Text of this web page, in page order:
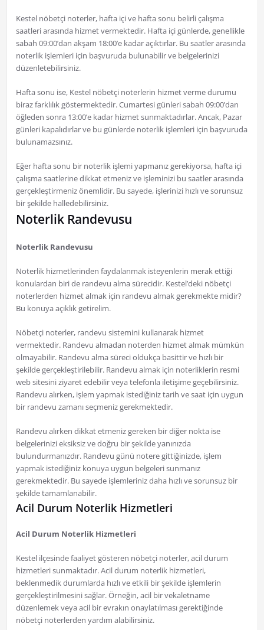
Kestel nöbetçi noterler, hafta içi ve hafta sonu belirli çalışma
saatleri arasında hizmet vermektedir. Hafta içi günlerde, genellikle
sabah 09:00’dan akşam 18:00’e kadar açıktırlar. Bu saatler arasında
noterlik işlemleri için başvuruda bulunabilir ve belgelerinizi
düzenletebilirsiniz.
Hafta sonu ise, Kestel nöbetçi noterlerin hizmet verme durumu
biraz farklılık göstermektedir. Cumartesi günleri sabah 09:00’dan
öğleden sonra 13:00’e kadar hizmet sunmaktadırlar. Ancak, Pazar
günleri kapalıdırlar ve bu günlerde noterlik işlemleri için başvuruda
bulunamazsınız.
Eğer hafta sonu bir noterlik işlemi yapmanız gerekiyorsa, hafta içi
çalışma saatlerine dikkat etmeniz ve işleminizi bu saatler arasında
gerçekleştirmeniz önemlidir. Bu sayede, işlerinizi hızlı ve sorunsuz
bir şekilde halledebilirsiniz.
Noterlik Randevusu
Noterlik Randevusu
Noterlik hizmetlerinden faydalanmak isteyenlerin merak ettiği
konulardan biri de randevu alma sürecidir. Kestel’deki nöbetçi
noterlerden hizmet almak için randevu almak gerekmekte midir?
Bu konuya açıklık getirelim.
Nöbetçi noterler, randevu sistemini kullanarak hizmet
vermektedir. Randevu almadan noterden hizmet almak mümkün
olmayabilir. Randevu alma süreci oldukça basittir ve hızlı bir
şekilde gerçekleştirilebilir. Randevu almak için noterliklerin resmi
web sitesini ziyaret edebilir veya telefonla iletişime geçebilirsiniz.
Randevu alırken, işlem yapmak istediğiniz tarih ve saat için uygun
bir randevu zamanı seçmeniz gerekmektedir.
Randevu alırken dikkat etmeniz gereken bir diğer nokta ise
belgelerinizi eksiksiz ve doğru bir şekilde yanınızda
bulundurmanızdır. Randevu günü notere gittiğinizde, işlem
yapmak istediğiniz konuya uygun belgeleri sunmanız
gerekmektedir. Bu sayede işlemleriniz daha hızlı ve sorunsuz bir
şekilde tamamlanabilir.
Acil Durum Noterlik Hizmetleri
Acil Durum Noterlik Hizmetleri
Kestel ilçesinde faaliyet gösteren nöbetçi noterler, acil durum
hizmetleri sunmaktadır. Acil durum noterlik hizmetleri,
beklenmedik durumlarda hızlı ve etkili bir şekilde işlemlerin
gerçekleştirilmesini sağlar. Örneğin, acil bir vekaletname
düzenlemek veya acil bir evrakın onaylatılması gerektiğinde
nöbetçi noterlerden yardım alabilirsiniz.